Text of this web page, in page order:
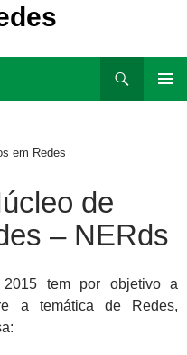
em Redes
de
– NERds
tem por objetivo a
a temática de Redes,